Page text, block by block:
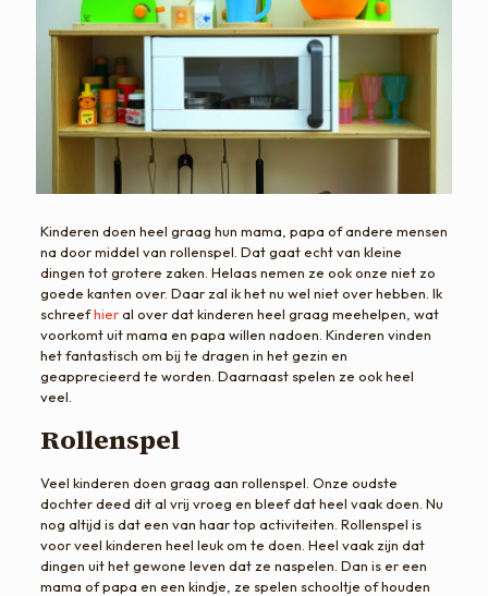
Kinderen doen heel graag hun mama, papa of andere mensen
na door middel van rollenspel. Dat gaat echt van kleine
dingen tot grotere zaken. Helaas nemen ze ook onze niet zo
goede kanten over. Daar zal ik het nu wel niet over hebben. Ik
schreefhieral over dat kinderen heel graag meehelpen, wat
voorkomt uit mama en papa willen nadoen. Kinderen vinden
het fantastisch om bij te dragen in het gezin en
geapprecieerd te worden. Daarnaast spelen ze ook heel
veel.
Rollenspel
Veel kinderen doen graag aan rollenspel. Onze oudste
dochter deed dit al vrij vroeg en bleef dat heel vaak doen. Nu
nog altijd is dat een van haar top activiteiten. Rollenspel is
voor veel kinderen heel leuk om te doen. Heel vaak zijn dat
dingen uit het gewone leven dat ze naspelen. Dan is er een
mama of papa en een kindje, ze spelen schooltje of houden